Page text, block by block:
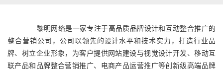
黎明网络是一家专注于高品质品牌设计和互动整合推广的
整合营销公司，公司以领先的设计水平和技术实力，打造行业品
牌、树立企业形象，为客户提供网站建设与视觉设计开发、移动互
联产品和品牌整合营销推广、电商产品运营推广等创新级高端品牌